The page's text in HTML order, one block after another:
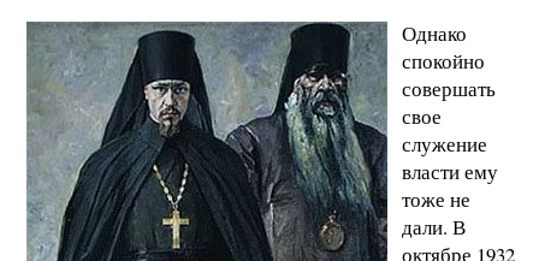
Однако
спокойно
совершать
свое
служение
власти ему
тоже не
дали. В
октябре 1932